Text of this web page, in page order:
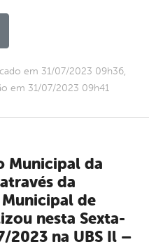
em 31/07/2023 09h36,
em 31/07/2023 09h41
Municipal da
da
de
nesta Sexta-
2023 na UBS Il –